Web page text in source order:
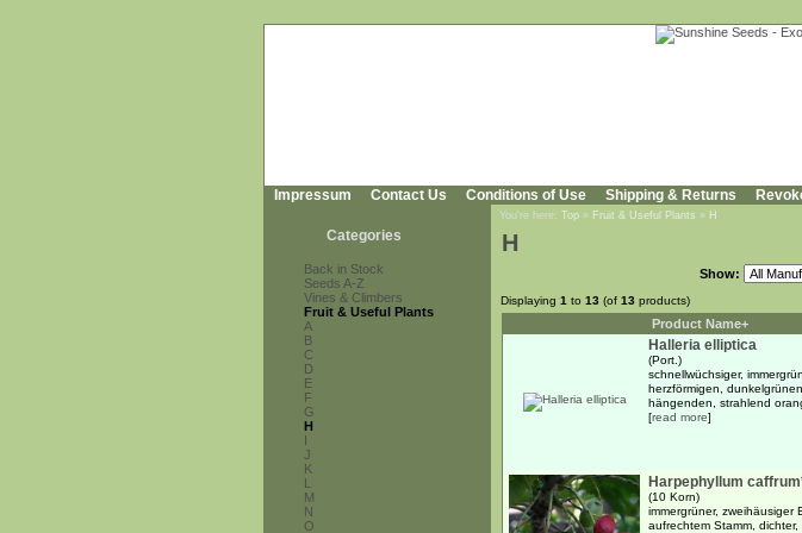
Impressum Contact Us Conditions of Use Shipping & Returns
Categories
Back in Stock
Seeds A-Z
Vines & Climbers
Fruit & Useful Plants
A
B
C
D
E
F
G
H
I
J
K
L
M
N
O
You're here: Top » Fruit & Useful Plants » H
H
Show:
Displaying 1 to 13 (of 13 products)
Product Name+
Halleria elliptica
(Port.)
schnellwüchsiger,
herzförmigen,
hängenden, strahlend
[read more]
Harpephyllum
(10 Korn)
immergrüner, zweihäusiger
aufrechtem Stamm,